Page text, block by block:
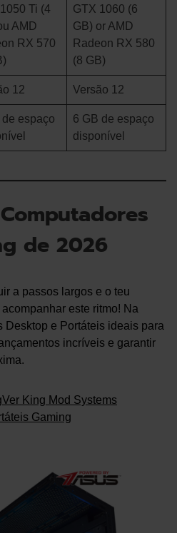
Ti (4
AMD
RX 570
GTX 1060 (6
GB) or AMD
Radeon RX 580
(8 GB)
12 Versão 12
de espaço
6 GB de espaço
disponível
de 2026
a passos largos e o teu
este ritmo! Na
Desktop e Portáteis ideais para
incríveis e garantir
Ver King Mod Systems
Gaming